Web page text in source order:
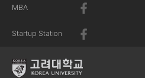
MBA
Startup Station